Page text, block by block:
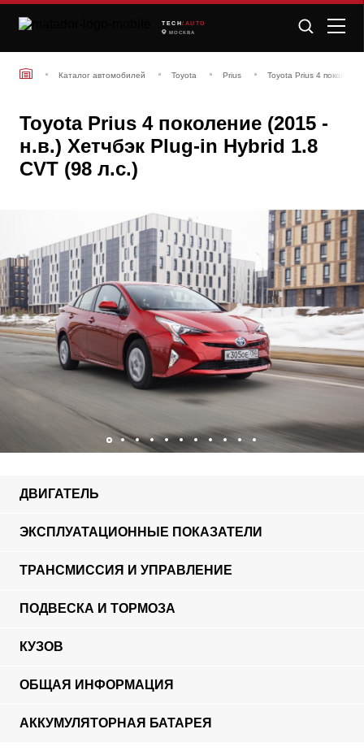
TECH /AUTO
МОСКВА
Каталог автомобилей Toyota Prius Toyota Prius 4
Toyota Prius 4 поколение (2015 -
н.в.) Хетчбэк Plug-in Hybrid 1.8
CVT (98 л.с.)
ДВИГАТЕЛЬ
ЭКСПЛУАТАЦИОННЫЕ ПОКАЗАТЕЛИ
ТРАНСМИССИЯ И УПРАВЛЕНИЕ
ПОДВЕСКА И ТОРМОЗА
КУЗОВ
ОБЩАЯ ИНФОРМАЦИЯ
АККУМУЛЯТОРНАЯ БАТАРЕЯ